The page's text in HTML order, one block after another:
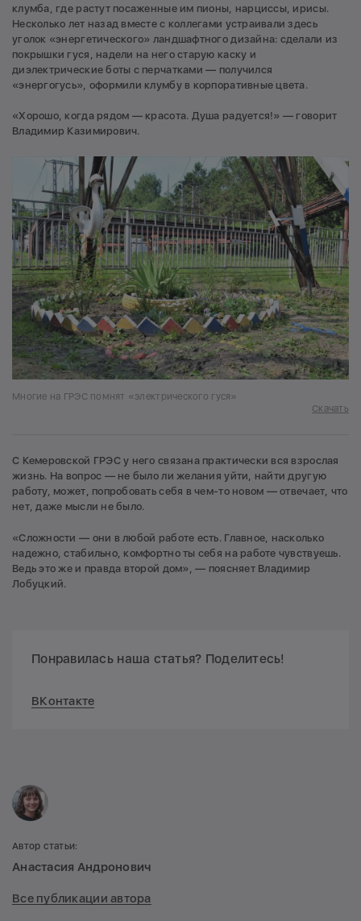
клумба, где растут посаженные им пионы, нарциссы, ирисы.
Несколько лет назад вместе с коллегами устраивали здесь
уголок «энергетического» ландшафтного дизайна: сделали из
покрышки гуся, надели на него старую каску и
диэлектрические боты с перчатками — получился
«энергогусь», оформили клумбу в корпоративные цвета.
«Хорошо, когда рядом — красота. Душа радуется!» — говорит
Владимир Казимирович.
Многие на ГРЭС помнят «электрического гуся»
Скачать
С Кемеровской ГРЭС у него связана практически вся взрослая
жизнь. На вопрос — не было ли желания уйти, найти другую
работу, может, попробовать себя в чем-то новом — отвечает, что
нет, даже мысли не было.
«Сложности — они в любой работе есть. Главное, насколько
надежно, стабильно, комфортно ты себя на работе чувствуешь.
Ведь это же и правда второй дом», — поясняет Владимир
Лобуцкий.
Понравилась наша статья? Поделитесь!
ВКонтакте
Автор статьи:
Анастасия Андронович
Все публикации автора